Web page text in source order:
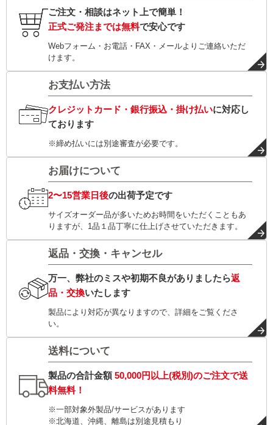
ご注文・相談はネット上で簡単！
正式ご発注までは無料で安心です
Webフォーム・お電話・FAX・メールよりご連絡いただ
けます。
お支払い方法
クレジットカード・銀行振込・掛け払いに対応し
ております
※締め払いには別途審査が必要です。
お届けについて
2〜15営業日後の出荷予定です
サイズオーダー品が多いためお時間をいただくこともあ
りますが、1品１品丁寧に仕上げさせていただきます。
返品・交換・キャンセル
万一、弊社のミスや初期不良がありましたら返
品・交換いたします
製品により対応が異なりますので、詳細をご覧くださ
い。
送料について
製品の合計金額50,000円以上(税別)のご注文で送
料無料！
※一部対象外製品/サービスがあります
※北海道、沖縄、離島は別途見積もり